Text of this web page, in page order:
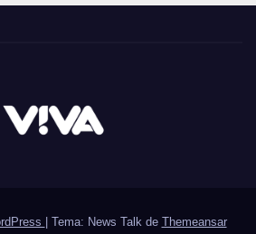
| Tema: News Talk de Themeansar